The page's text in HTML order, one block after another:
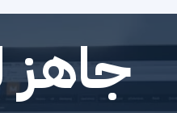
جاهز